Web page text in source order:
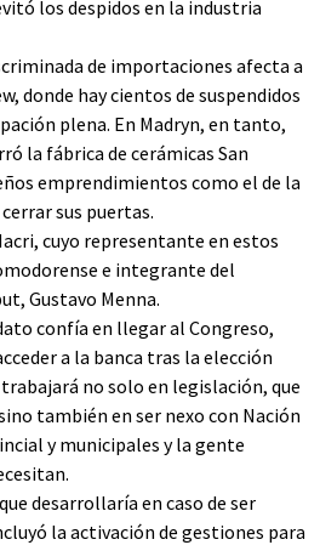
los despidos en la industria
de importaciones afecta a
donde hay cientos de suspendidos
plena. En Madryn, en tanto,
la fábrica de cerámicas San
emprendimientos como el de la
sus puertas.
cuyo representante en estos
e integrante del
Gustavo Menna.
confía en llegar al Congreso,
a la banca tras la elección
no solo en legislación, que
también en ser nexo con Nación
y municipales y la gente
desarrollaría en caso de ser
la activación de gestiones para